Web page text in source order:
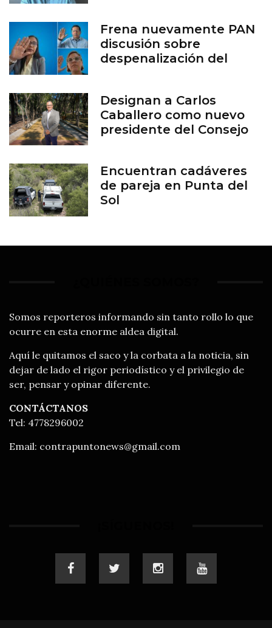
Frena nuevamente PAN
discusión sobre
despenalización del
Designan a Carlos
Caballero como nuevo
presidente del Consejo
Encuentran cadáveres
de pareja en Punta del
Sol
Somos reporteros informando sin tanto rollo lo que
ocurre en esta enorme aldea digital.
Aquí le quitamos el saco y la corbata a la noticia, sin
dejar de lado el rigor periodístico y el privilegio de
ser, pensar y opinar diferente.
CONTÁCTANOS
Tel: 4778296002
Email: contrapuntonews@gmail.com